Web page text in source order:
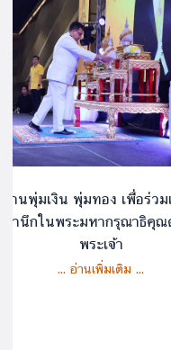
ายพระพรชัยมงคล เนื่องใ
พระบาทสมเด็จพระเจ้าอยู่
กรกฎาคม